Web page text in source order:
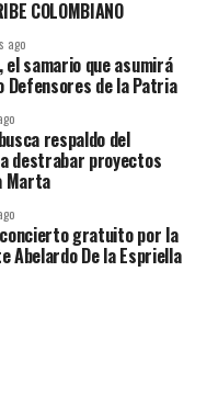
COLOMBIANO
ago
el samario que asumirá
de la Patria
respaldo del
destrabar proyectos
Marta
gratuito por la
Abelardo De la Espriella